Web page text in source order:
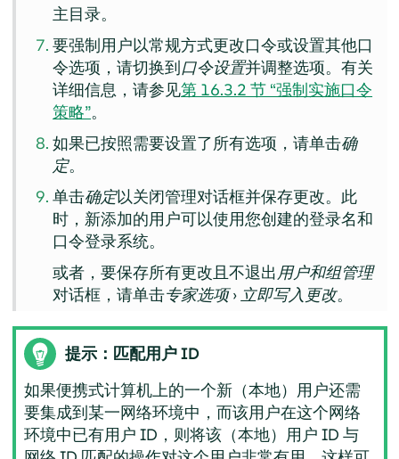
主目录。
要强制用户以常规方式更改口令或设置其他口
令选项，请切换到口令设置并调整选项。有关
详细信息，请参见第 16.3.2 节 “强制实施口令
策略”。
如果已按照需要设置了所有选项，请单击确
定。
单击确定以关闭管理对话框并保存更改。此
时，新添加的用户可以使用您创建的登录名和
口令登录系统。
或者，要保存所有更改且不退出用户和组管理
对话框，请单击专家选项› 立即写入更改。
提示：匹配用户 ID
如果便携式计算机上的一个新（本地）用户还需
要集成到某一网络环境中，而该用户在这个网络
环境中已有用户 ID，则将该（本地）用户 ID 与